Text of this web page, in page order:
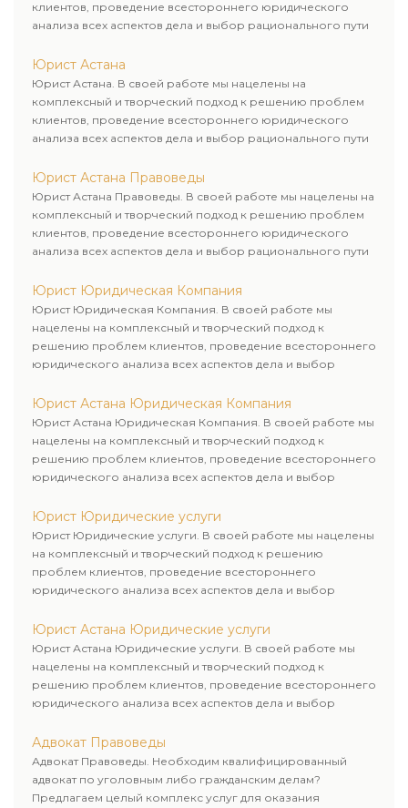
клиентов, проведение всестороннего юридического
анализа всех аспектов дела и выбор рационального пути
Юрист Астана
Юрист Астана. В своей работе мы нацелены на
комплексный и творческий подход к решению проблем
клиентов, проведение всестороннего юридического
анализа всех аспектов дела и выбор рационального пути
Юрист Астана Правоведы
Юрист Астана Правоведы. В своей работе мы нацелены на
комплексный и творческий подход к решению проблем
клиентов, проведение всестороннего юридического
анализа всех аспектов дела и выбор рационального пути
Юрист Юридическая Компания
Юрист Юридическая Компания. В своей работе мы
нацелены на комплексный и творческий подход к
решению проблем клиентов, проведение всестороннего
юридического анализа всех аспектов дела и выбор
Юрист Астана Юридическая Компания
Юрист Астана Юридическая Компания. В своей работе мы
нацелены на комплексный и творческий подход к
решению проблем клиентов, проведение всестороннего
юридического анализа всех аспектов дела и выбор
Юрист Юридические услуги
Юрист Юридические услуги. В своей работе мы нацелены
на комплексный и творческий подход к решению
проблем клиентов, проведение всестороннего
юридического анализа всех аспектов дела и выбор
Юрист Астана Юридические услуги
Юрист Астана Юридические услуги. В своей работе мы
нацелены на комплексный и творческий подход к
решению проблем клиентов, проведение всестороннего
юридического анализа всех аспектов дела и выбор
Адвокат Правоведы
Адвокат Правоведы. Необходим квалифицированный
адвокат по уголовным либо гражданским делам?
Предлагаем целый комплекс услуг для оказания